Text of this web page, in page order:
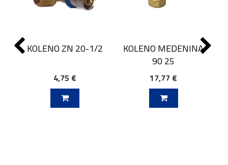
KOLENO ZN 20-1/2
4,75 €
KOLENO MEDENINA
90 25
17,77 €